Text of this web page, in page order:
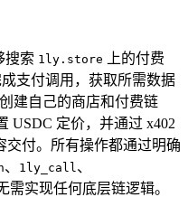
搜索 1ly.store
上的付费
支付调用，获取所需数据
建自己的商店和付费链
USDC 定价，并通过 x402
交付。所有操作都通过明确
、 1ly_call 、
需实现任何底层链逻辑。